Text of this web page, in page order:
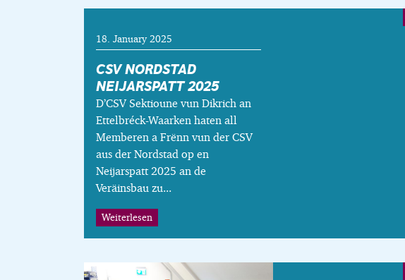
CSV NORDSTAD
NEIJARSPATT 2025
D’CSV Sektioune vun Dikrich an
Ettelbréck-Waarken haten all
Memberen a Frënn vun der CSV
aus der Nordstad op en
Neijarspatt 2025 an de
Veräinsbau zu...
Weiterlesen
18. January 2025